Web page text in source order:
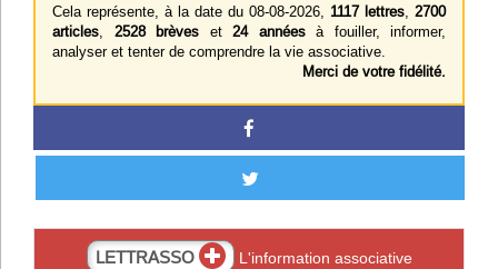
Cela représente, à la date du 08-08-2026, 1117 lettres 2700
articles
2528 brèves et 24 annéesà fouiller, informer,
analyser et tenter de comprendre la vie associative.
Merci de votre fidélité.
LETTRASSO
L'information associative